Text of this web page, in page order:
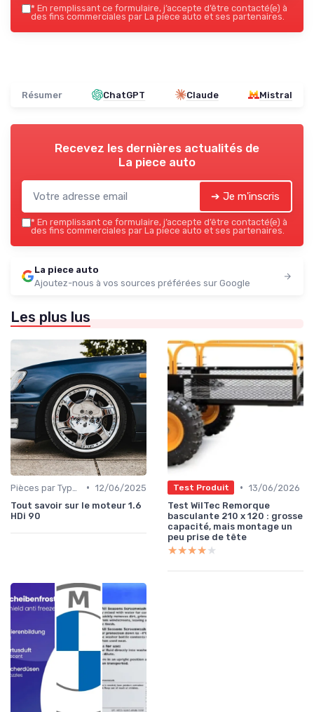
* En remplissant ce formulaire, j’accepte d’être contacté(e) à
des fins commerciales par La piece auto et ses partenaires.
Résumer ChatGPT Claude Mistral
Recevez les dernières actualités de
La piece auto
➔ Je m'inscris
* En remplissant ce formulaire, j’accepte d’être contacté(e) à
des fins commerciales par La piece auto et ses partenaires.
La piece auto
Ajoutez-nous à vos sources préférées sur Google
Les plus lus
• 12/06/2025
Tout savoir sur le moteur 1.6
HDi 90
Test Produit • 13/06/2026
Test WilTec Remorque
basculante 210 x 120 : grosse
capacité, mais montage un
peu prise de tête
★★★★★
★★★★★